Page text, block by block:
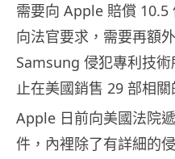
需要向 Apple 賠償
向法官要求，需要再額
Samsung 侵犯專利技
止在美國銷售 29 部相關
Apple 日前向美國法院
件，內裡除了有詳細的